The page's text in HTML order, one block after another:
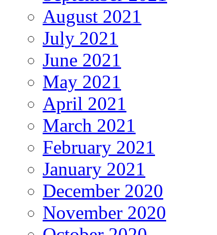
August 2021
July 2021
June 2021
May 2021
April 2021
March 2021
February 2021
January 2021
December 2020
November 2020